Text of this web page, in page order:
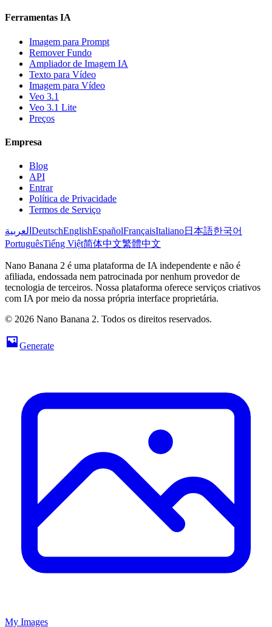
Ferramentas IA
Imagem para Prompt
Remover Fundo
Ampliador de Imagem IA
Texto para Vídeo
Imagem para Vídeo
Veo 3.1
Veo 3.1 Lite
Preços
Empresa
Blog
API
Entrar
Política de Privacidade
Termos de Serviço
العربية DeutschEnglishEspañolFrançaisItaliano日本語한국어
PortuguêsTiếng Việt简体中文繁體中文
Nano Banana 2 é uma plataforma de IA independente e não é
afiliada, endossada nem patrocinada por nenhum provedor de
tecnologia de terceiros. Nossa plataforma oferece serviços criativos
com IA por meio da nossa própria interface proprietária.
© 2026 Nano Banana 2. Todos os direitos reservados.
Generate
My Images